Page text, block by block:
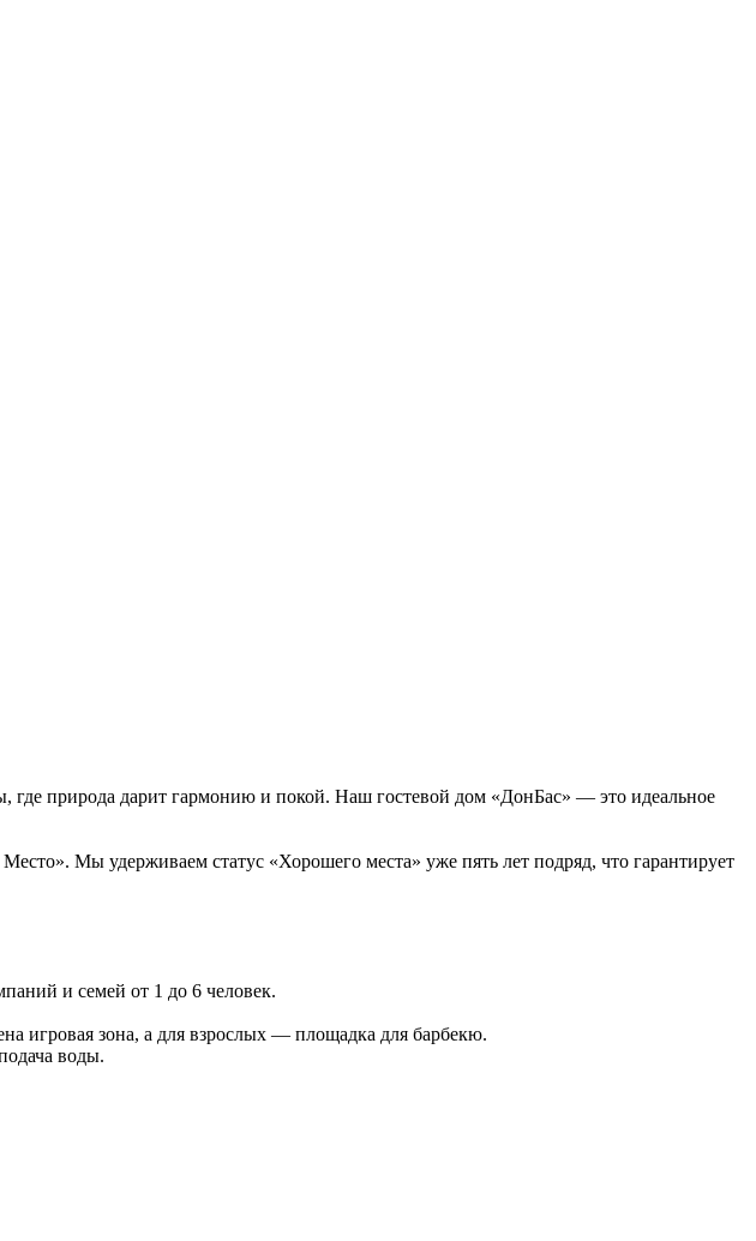
природа дарит гармонию и покой. Наш гостевой дом «ДонБас» — это идеальное
Мы удерживаем статус «Хорошего места» уже пять лет подряд, что гарантирует
и семей от 1 до 6 человек.
игровая зона, а для взрослых — площадка для барбекю.
воды.